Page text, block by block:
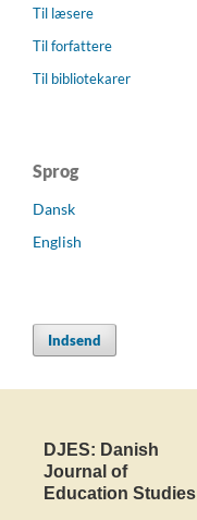
Til læsere
Til forfattere
Til bibliotekarer
Sprog
Dansk
English
Indsend
DJES: Danish
Journal of
Education Studies